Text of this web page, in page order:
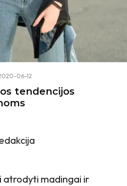
06-12
tendencijos
atrodyti madingai ir